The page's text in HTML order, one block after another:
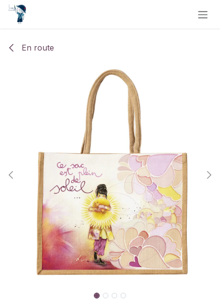
Se rendre au contenu
En route